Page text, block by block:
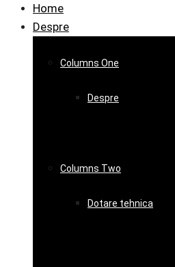
Home
Despre
Columns One
Despre
Columns Two
Dotare tehnica